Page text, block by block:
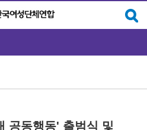
공동행동' 출범식 및